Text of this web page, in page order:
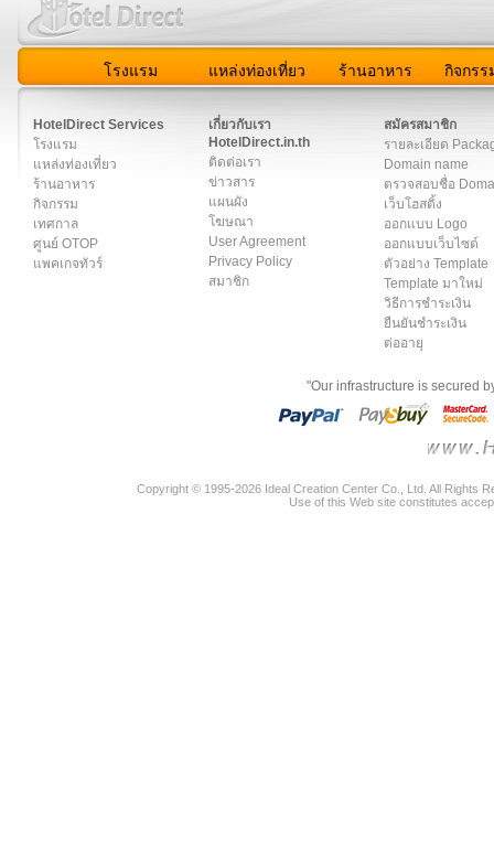
โรงแรม แหล่งท่องเที่ยว ร้านอาหาร กิจกรร
HotelDirect Services
โรงแรม
แหล่งท่องเที่ยว
ร้านอาหาร
กิจกรรม
เทศกาล
ศูนย์ OTOP
แพคเกจทัวร์
เกี่ยวกับเรา
HotelDirect.in.th
ติดต่อเรา
ข่าวสาร
แผนผัง
โฆษณา
User Agreement
Privacy Policy
สมาชิก
สมัครสมาชิก
รายละเอียด
Domain name
ตรวจสอบชื่อ
เว็บโฮสติ้ง
ออกแบบ Logo
ออกแบบเว็บไซต์
ตัวอย่าง Template
Template มาใหม่
วิธีการชำระเงิน
ยืนยันชำระเงิน
ต่ออายุ
"Our infrastructure is secured
Copyright © 1995-2026 Ideal Creation Center Co., Ltd. All Rights
Use of this Web site constitutes